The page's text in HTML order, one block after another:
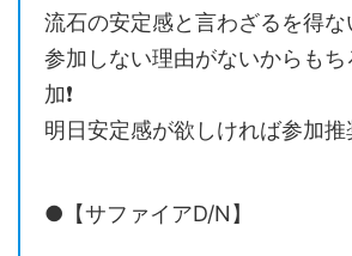
流石の安定感と言わざるを得な
参加しない理由がないからも
加❗️
明日安定感が欲しければ参加推
●【サファイアD/N】